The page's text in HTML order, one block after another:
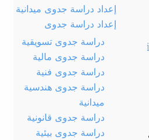
إعداد دراسة جدوى ميدانية
إعداد دراسة جدوى
دراسة جدوى تسويقية
دراسة جدوى مالية
دراسة جدوى فنية
دراسة جدوى هندسية
ميدانية
دراسة جدوى قانونية
دراسة جدوى بيئية